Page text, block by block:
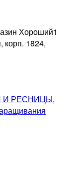
Хороший1
корп. 1824,
И РЕСНИЦЫ,